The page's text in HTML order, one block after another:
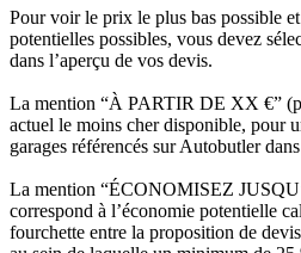
Pour voir le prix le plus bas possible
potentielles possibles, vous devez
dans l’aperçu de vos devis.
La mention “À PARTIR DE XX €”
actuel le moins cher disponible, pour
garages référencés sur Autobutler
La mention “ÉCONOMISEZ
correspond à l’économie potentielle
fourchette entre la proposition de